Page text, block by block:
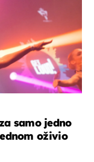
samo jedno
oživio